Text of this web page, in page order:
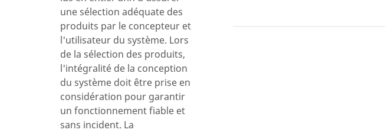
une sélection adéquate des
produits par le concepteur et
l'utilisateur du système. Lors
de la sélection des produits,
l'intégralité de la conception
du système doit être prise en
considération pour garantir
un fonctionnement fiable et
sans incident. La